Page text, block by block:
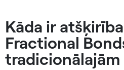
Kāda ir
Fractional